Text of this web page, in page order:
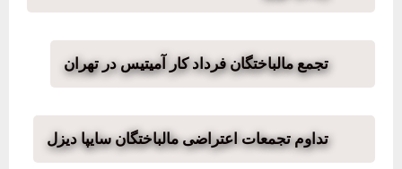
تجمع مالباختگان فرداد کار آمیتیس در تهران
تداوم تجمعات اعتراضی مالباختگان سایپا دیزل